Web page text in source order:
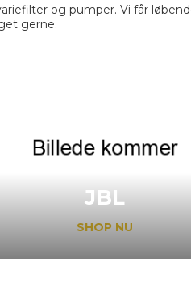
og pumper. Vi får
gerne.
JBL
SHOP NU